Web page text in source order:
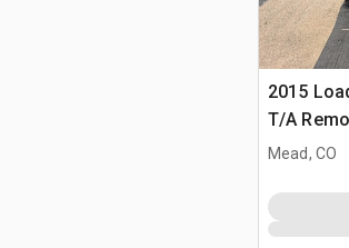
2015
T/A
Mead, CO